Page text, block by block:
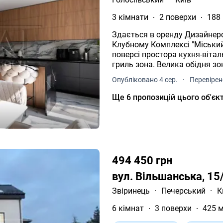
3 кімнати
2 поверхи
188
Здається в оренду
Клубному Комплексі "Міський будинок 2"
поверсі простора кухня-
гриль зона. Велика обідня
підсвіткою та вбудованими
ПРАЦЮЮЧИЙ КАМІН! Кухня
технікою. Система
БУДИНКУ! 2. На другому поверсі, дві окремі спальні кімнати. - Спальня
Господарське приміщення
(окремою) "BOSCH"; -
бойлер на 100 літрів
воду (на всю воду в будинку)
ставити самому потрібно; -
кВт "DEYE"; - Батарея на 32 кВт; -
варіант як укриття, є розкладний диван. Також
Опубліковано 4 сер. ·
Ще 6 пропозицій цього
494 450 грн
вул. Вільшанська,
Звіринець · Печерський ·
6 кімнат
3 поверхи 425